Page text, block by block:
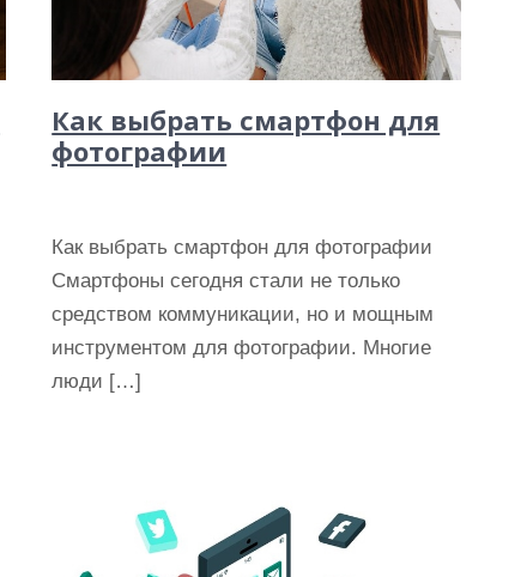
Как выбрать смартфон для
фотографии
Как выбрать смартфон для фотографии
Смартфоны сегодня стали не только
средством коммуникации, но и мощным
инструментом для фотографии. Многие
люди […]